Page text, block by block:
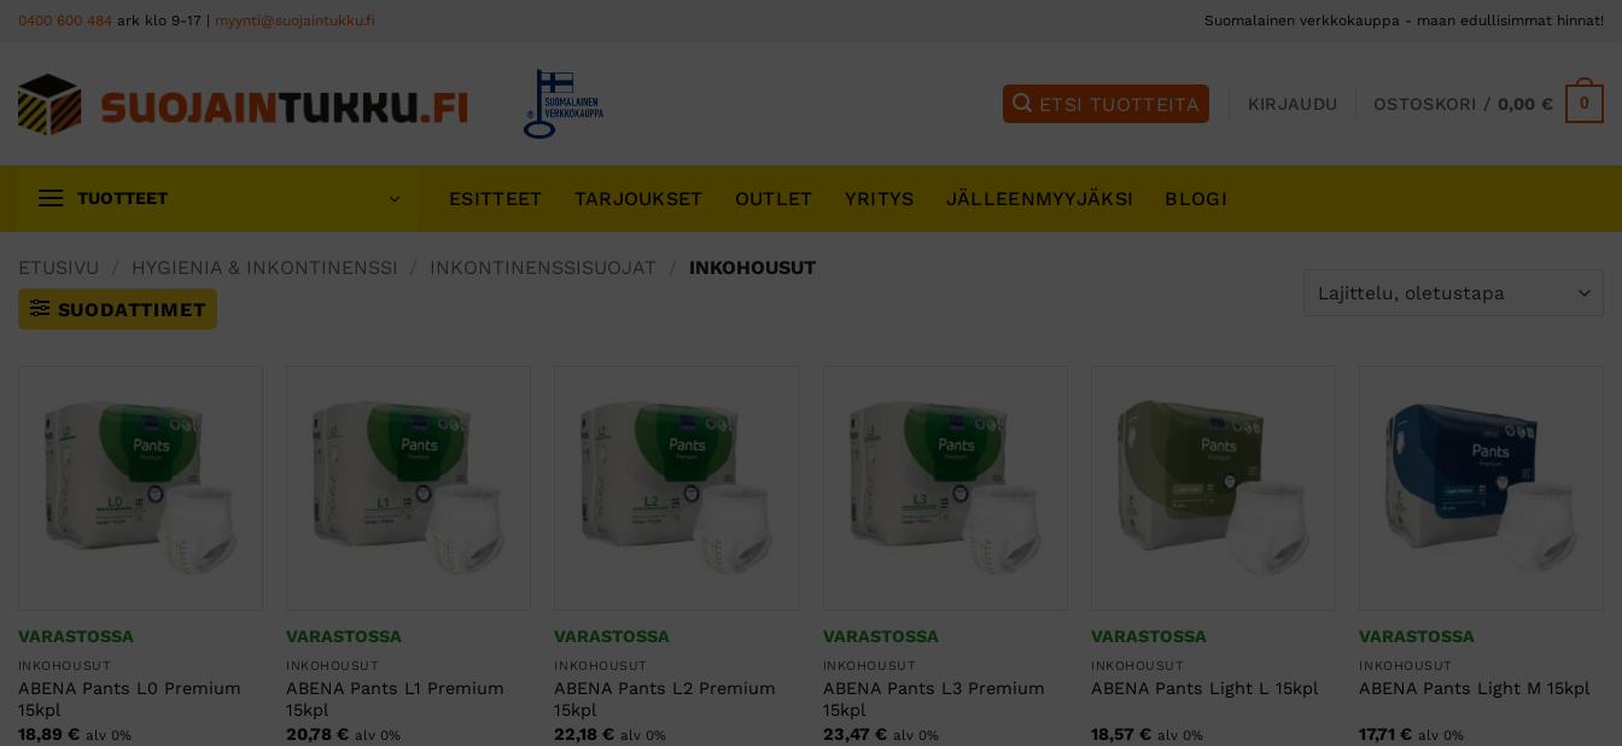
Skip
content
0400 600 484 ark klo 9-17 | myynti@suojaintukku.fi Suomalainen verkkokauppa - maan edullisimmat hinnat!
KIRJAUDU OSTOSKORI / 0,00€ 0
TUOTTEET ESITTEET TARJOUKSET OUTLET YRITYS JÄLLEENMYYJÄKSI BLOGI
ETUSIVU HYGIENIA & INKONTINENSSI INKONTINENSSISUOJAT
INKOHOUSUT
SUODATTIMET
VARASTOSSA
INKOHOUSUT
ABENA Pants L0 Premium
15kpl
18,89 € alv 0%
VARASTOSSA
INKOHOUSUT
ABENA Pants L1 Premium
15kpl
20,78€ alv 0%
VARASTOSSA
INKOHOUSUT
ABENA Pants L2 Premium
15kpl
22,18€ alv 0%
VARASTOSSA
INKOHOUSUT
ABENA Pants L3 Premium
15kpl
23,47 € alv 0%
VARASTOSSA
INKOHOUSUT
ABENA Pants Light L 15kpl
18,57€ alv 0%
VARASTOSSA
INKOHOUSUT
ABENA Pants Light M 15kpl
17,71€ alv 0%